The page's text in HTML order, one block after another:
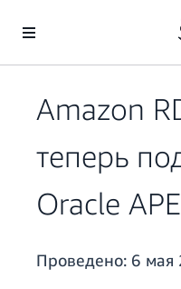
Перейти к главному контенту
Amazon
теперь
Oracle
Проведено: 6 мая